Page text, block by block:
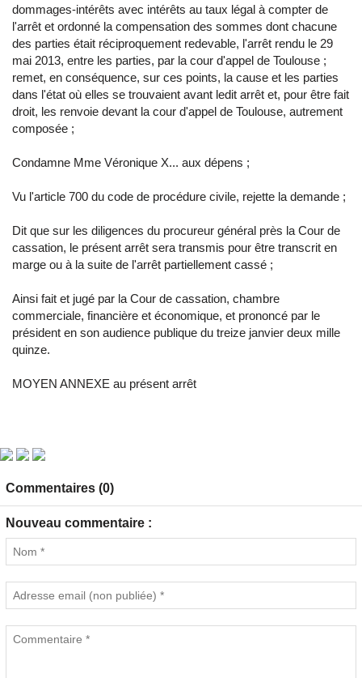
dommages-intérêts avec intérêts au taux légal à compter de
l'arrêt et ordonné la compensation des sommes dont chacune
des parties était réciproquement redevable, l'arrêt rendu le 29
mai 2013, entre les parties, par la cour d'appel de Toulouse ;
remet, en conséquence, sur ces points, la cause et les parties
dans l'état où elles se trouvaient avant ledit arrêt et, pour être fait
droit, les renvoie devant la cour d'appel de Toulouse, autrement
composée ;
Condamne Mme Véronique X... aux dépens ;
Vu l'article 700 du code de procédure civile, rejette la demande ;
Dit que sur les diligences du procureur général près la Cour de
cassation, le présent arrêt sera transmis pour être transcrit en
marge ou à la suite de l'arrêt partiellement cassé ;
Ainsi fait et jugé par la Cour de cassation, chambre
commerciale, financière et économique, et prononcé par le
président en son audience publique du treize janvier deux mille
quinze.
MOYEN ANNEXE au présent arrêt
Commentaires (0)
Nouveau commentaire :